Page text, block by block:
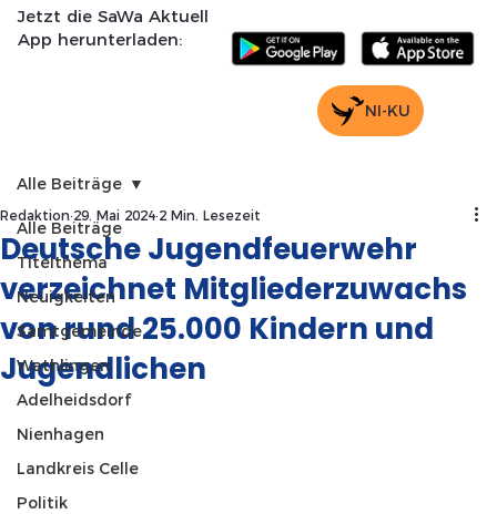
Jetzt die SaWa Aktuell
App herunterladen:
NI-KU
Alle Beiträge
Titelthema
Neuigkeiten
Samtgemeinde
Wathlingen
Adelheidsdorf
Nienhagen
Landkreis Celle
Politik
Alle Beiträge
Deutsche Jugendfeuerwehr
verzeichnet Mitgliederzuwachs
von rund 25.000 Kindern und
Jugendlichen
Redaktion 29. Mai 2024 2 Min. Lesezeit